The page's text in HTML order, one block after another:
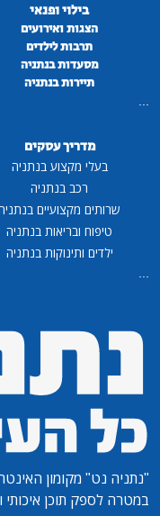
בילוי ופנאי
הצגות ואירועים
תרבות לילדים
מסעדות בנתניה
תיירות בנתניה
...
מדריך עסקים
בעלי מקצוע בנתניה
רכב בנתניה
שרותים מקצועיים
טיפוח ובריאות בנתניה
ילדים ותינוקות בנתניה
...
"נתניה נט" מקומון
במטרה לספק תוכן